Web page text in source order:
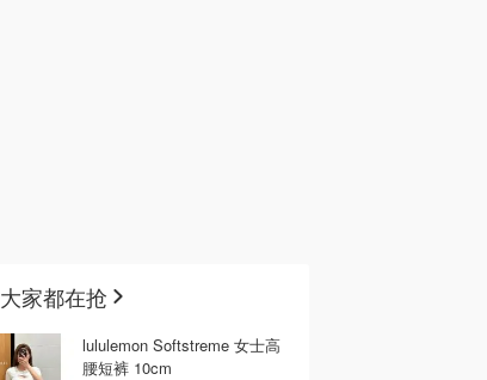
大家都在抢
lululemon Softstreme 女士高
腰短裤 10cm